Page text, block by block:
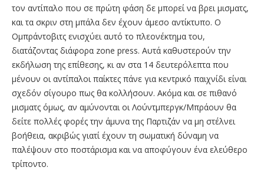
τον αντίπαλο που σε πρώτη φάση δε μπορεί να βρει μισματς,
και τα σκριν στη μπάλα δεν έχουν άμεσο αντίκτυπο. Ο
Ομπράντοβιτς ενισχύει αυτό το πλεονέκτημα του,
διατάζοντας διάφορα zone press. Αυτά καθυστερούν την
εκδήλωση της επίθεσης, κι αν στα 14 δευτερόλεπτα που
μένουν οι αντίπαλοι παίκτες πάνε για κεντρικό παιχνίδι είναι
σχεδόν σίγουρο πως θα κολλήσουν. Ακόμα και σε πιθανό
μισματς όμως, αν αμύνονται οι Λούντμπεργκ/Μπράουν θα
δείτε πολλές φορές την άμυνα της Παρτιζάν να μη στέλνει
βοήθεια, ακριβώς γιατί έχουν τη σωματική δύναμη να
παλέψουν στο ποστάρισμα και να αποφύγουν ένα ελεύθερο
τρίποντο.